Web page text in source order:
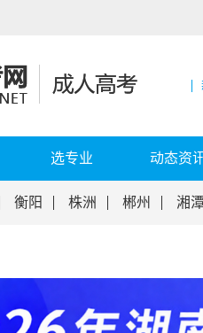
选专业 动态资
衡阳 株洲 郴州 湘